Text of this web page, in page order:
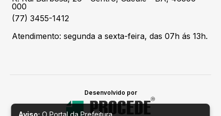
000
(77) 3455-1412
Atendimento: segunda a sexta-feira, das 07h ás 13h.
Desenvolvido por
Aviso: O Portal da Prefeitura